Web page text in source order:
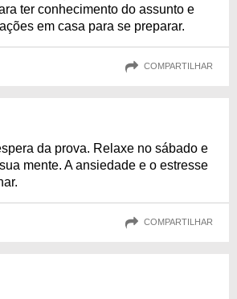
ter conhecimento do assunto e
em casa para se preparar.
COMPARTILHAR
da prova. Relaxe no sábado e
mente. A ansiedade e o estresse
COMPARTILHAR